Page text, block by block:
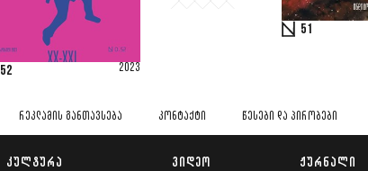
52 2023
51
ᲠᲔᲙᲚᲐᲛᲘᲡ ᲒᲐᲜᲗᲐᲕᲡᲔᲑᲐ ᲙᲝᲜᲢᲐᲥᲢᲘ ᲬᲔᲡᲔᲑᲘ ᲓᲐ ᲞᲘᲠᲝᲑᲔᲑᲘ
ᲙᲣᲚᲢᲣᲠᲐ ᲕᲘᲓᲔᲝ ᲟᲣᲠᲜᲐᲚᲘ